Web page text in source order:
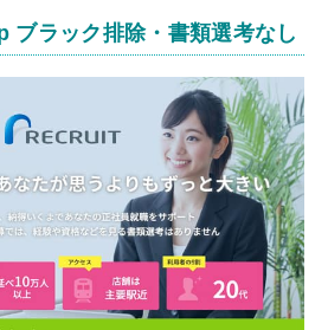
ブラック排除・書類選考なし